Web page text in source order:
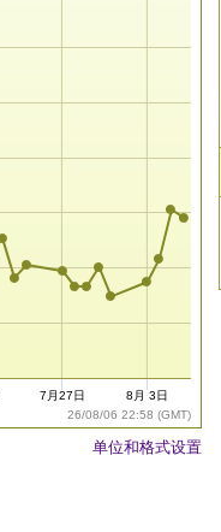
26/08/06 22:58 (GMT)
7月27日 8月 3日
单位和格式设置